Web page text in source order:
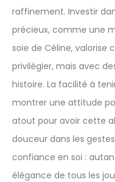
raffinement. Investir
précieux, comme une
soie de Céline, valorise
privilégier, mais avec
histoire. La facilité à
montrer une attitude
atout pour avoir cette
douceur dans les
confiance en soi :
élégance de tous les